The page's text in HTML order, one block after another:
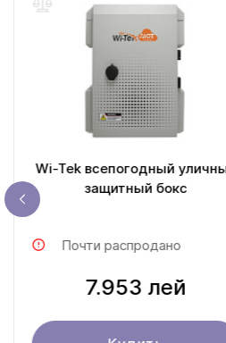
Wi-Tek всепогодный уличный
защитный бокс
Почти распродано
7.953 лей